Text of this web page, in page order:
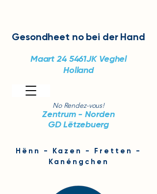
No Rendez-vous!
Zentrum - Norden
GD Lëtzebuerg
Gesondheet no bei der Hand
Hënn - Kazen - Fretten -
Kanéngchen
Maart 24 5461JK Veghel
Holland